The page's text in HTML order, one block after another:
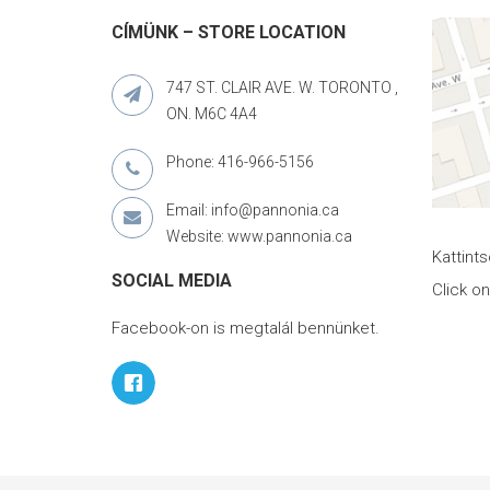
CÍMÜNK – STORE LOCATION
747 ST. CLAIR AVE. W. TORONTO ,
ON. M6C 4A4
Phone: 416-966-5156
Email: info@pannonia.ca
Website: www.pannonia.ca
SOCIAL MEDIA
Facebook-on is megtalál bennünket.
Click